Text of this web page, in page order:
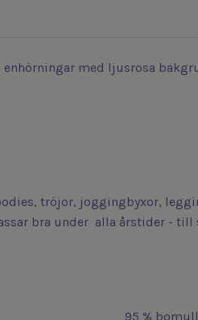
med ljusrosa
tröjor, joggingbyxor,
bra under alla årstider -
95 %